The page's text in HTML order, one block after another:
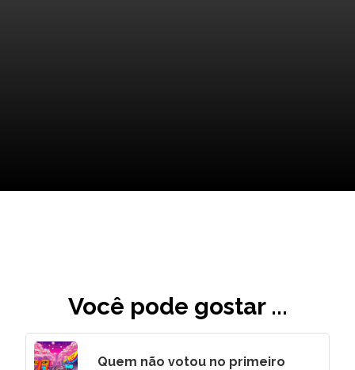
Você pode gostar ...
Quem não votou no primeiro